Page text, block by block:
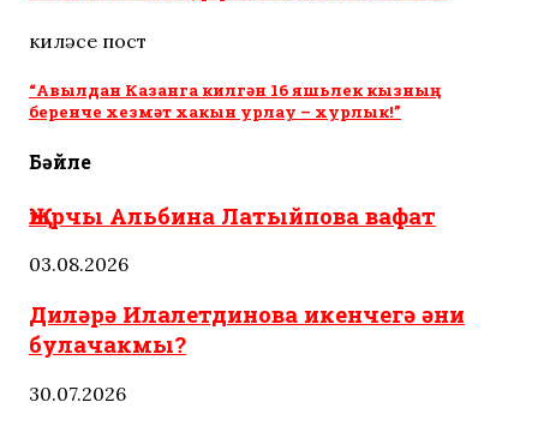
киләсе пост
“Авылдан Казанга килгән 16 яшьлек кызның
беренче хезмәт хакын урлау – хурлык!”
Бәйле
Җырчы Альбина Латыйпова вафат
03.08.2026
Диләрә Илалетдинова икенчегә әни
булачакмы?
30.07.2026